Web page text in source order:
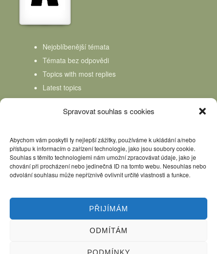
Spravovat souhlas s cookies
Abychom vám poskytli ty nejlepší zážitky, používáme k ukládání a/nebo
přístupu k informacím o zařízení technologie, jako jsou soubory cookie.
Souhlas s těmito technologiemi nám umožní zpracovávat údaje, jako je
chování při procházení nebo jedinečná ID na tomto webu. Nesouhlas nebo
odvolání souhlasu může nepříznivě ovlivnit určité vlastnosti a funkce.
PŘIJÍMÁM
ODMÍTÁM
PODMÍNKY
Nejoblíbenější témata
Témata bez odpovědi
Topics with most replies
Latest topics
Topics Freshness
Kniha Domácí mlékař Nápověda